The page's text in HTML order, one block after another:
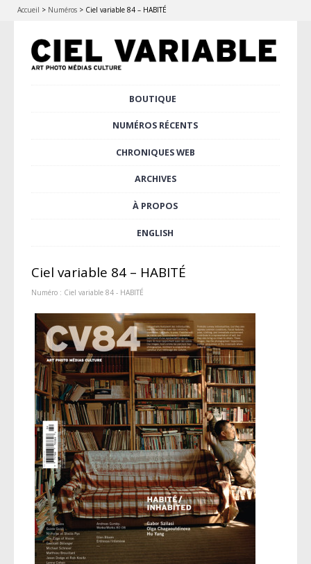
Accueil > Numéros > Ciel variable 84 – HABITÉ
BOUTIQUE
NUMÉROS RÉCENTS
CHRONIQUES WEB
ARCHIVES
À PROPOS
ENGLISH
Ciel variable 84 – HABITÉ
Numéro : Ciel variable 84 - HABITÉ